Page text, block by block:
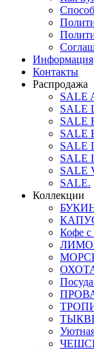
Информация
Контакты
Распродажа
SALE
SALE
SALE
SALE
SALE
SALE
SALE
SALE.
Коллекции
Кофе с
ОХОТА
Посуда